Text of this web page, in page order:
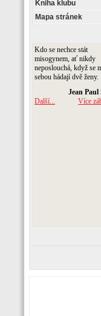
Kniha klubu
Mapa stránek